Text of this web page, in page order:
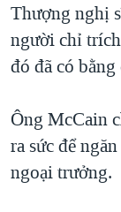
Thượng nghị
người chỉ
đó đã có
Ông McCain
ra sức để
ngoại trưởng.